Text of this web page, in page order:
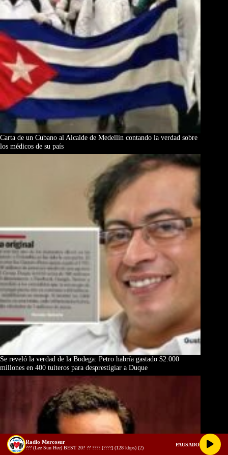
Carta de un Cubano al Alcalde de Medellín contando la verdad sobre
los médicos de su país
Se reveló la verdad de la Bodega: Petro habría gastado $2.000
millones en 400 tuiteros para desprestigiar a Duque
Radio Mercosur
??? (Lee Sun Hee) BEST 20? ?? ???? [????] (128 kbps) (2)
PAUSADO